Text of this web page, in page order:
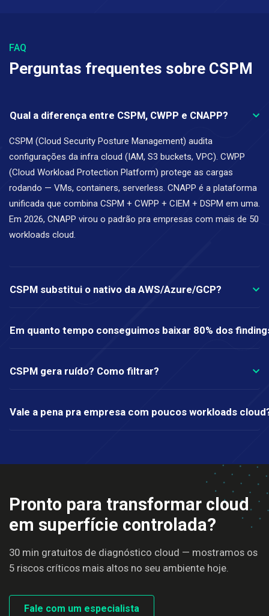
FAQ
Perguntas frequentes sobre CSPM
Qual a diferença entre CSPM, CWPP e CNAPP?
CSPM (Cloud Security Posture Management) audita
configurações da infra cloud (IAM, S3 buckets, VPC). CWPP
(Cloud Workload Protection Platform) protege as cargas
rodando — VMs, containers, serverless. CNAPP é a plataforma
unificada que combina CSPM + CWPP + CIEM + DSPM em uma.
Em 2026, CNAPP virou o padrão pra empresas com mais de 50
workloads cloud.
CSPM substitui o nativo da AWS/Azure/GCP?
Em quanto tempo conseguimos baixar 80% dos
CSPM gera ruído? Como filtrar?
Vale a pena pra empresa com poucos workloads
Pronto para transformar cloud
em superfície controlada?
30 min gratuitos de diagnóstico cloud — mostramos os
5 riscos críticos mais altos no seu ambiente hoje.
Fale com um especialista